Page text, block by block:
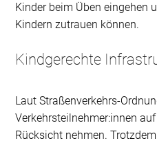
Kinder beim Üben eingehen
Kindern zutrauen können.
Kindgerechte
Laut Straßenverkehrs-
Verkehrsteilnehmer:innen
Rücksicht nehmen.